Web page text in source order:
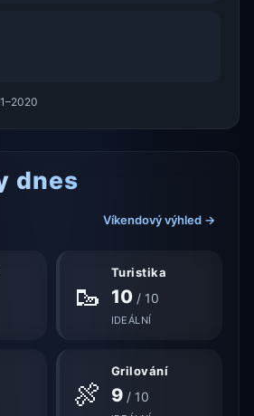
dnes
Víkendový výhled →
🥾
Turistika
10/ 10
IDEÁLNÍ
🍖
Grilování
9/ 10